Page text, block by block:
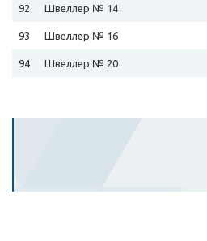
92 Швеллер № 14
93 Швеллер № 16
94 Швеллер № 20